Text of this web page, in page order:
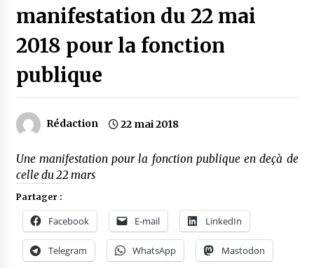
manifestation du 22 mai
2018 pour la fonction
publique
Rédaction 22 mai 2018
Une manifestation pour la fonction publique en deçà de
celle du 22 mars
Partager :
Facebook E-mail LinkedIn
Telegram WhatsApp Mastodon